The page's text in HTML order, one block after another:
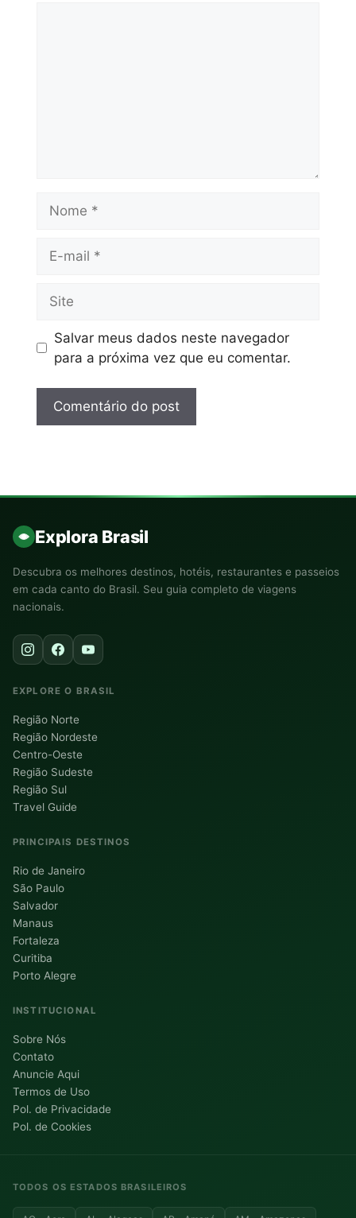
Salvar meus dados neste navegador
para a próxima vez que eu comentar.
Explora Brasil
Descubra os melhores destinos, hotéis, restaurantes e passeios
em cada canto do Brasil. Seu guia completo de viagens
nacionais.
EXPLORE O BRASIL
Região Norte
Região Nordeste
Centro-Oeste
Região Sudeste
Região Sul
Travel Guide
PRINCIPAIS DESTINOS
Rio de Janeiro
São Paulo
Salvador
Manaus
Fortaleza
Curitiba
Porto Alegre
INSTITUCIONAL
Sobre Nós
Contato
Anuncie Aqui
Termos de Uso
Pol. de Privacidade
Pol. de Cookies
TODOS OS ESTADOS BRASILEIROS